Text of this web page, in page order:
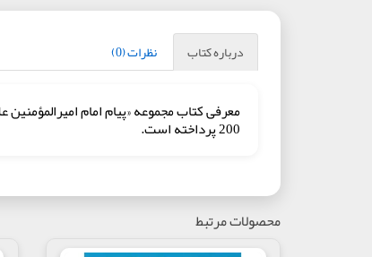
درباره کتاب نظرات (0)
200 پرداخته است.
محصولات مرتبط